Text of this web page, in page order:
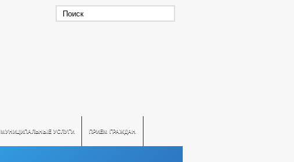
МУНИЦИПАЛЬНЫЕ УСЛУГИ ПРИЕМ ГРАЖДАН